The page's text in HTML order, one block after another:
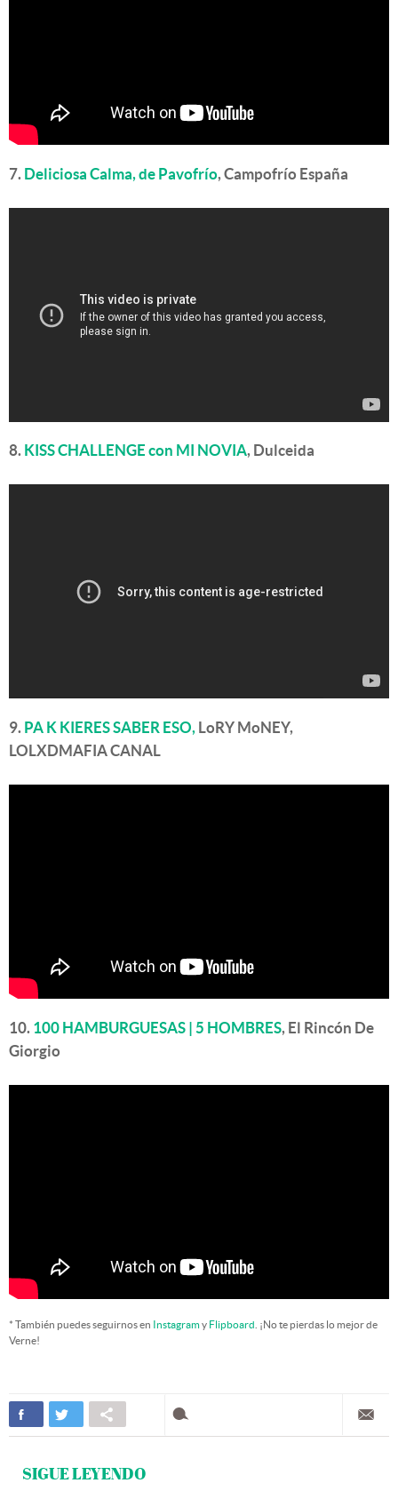
7. Deliciosa Calma, de Pavofrío, Campofrío España
8. KISS CHALLENGE con MI NOVIA, Dulceida
9. PA K KIERES SABER ESO, LoRY MoNEY,
LOLXDMAFIA CANAL
10. 100 HAMBURGUESAS | 5 HOMBRES, El Rincón De
Giorgio
* También puedes seguirnos en Instagramy Flipboard . ¡No te pierdas lo mejor de
Verne!
SIGUE LEYENDO